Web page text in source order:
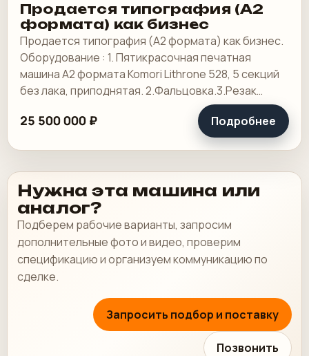
Продается типография (А2
формата) как бизнес
Продается типография (А2 формата) как бизнес.
Оборудование : 1. Пятикрасочная печатная
машина А2 формата Komori Lithrone 528, 5 секций
без лака, приподнятая. 2.Фальцовка.3.Резак
4.КБС, 5. Ламинотор, СТР. Погрузчик.
25 500 000 ₽ Подробнее
Нужна эта машина или
аналог?
Подберем рабочие варианты, запросим
дополнительные фото и видео, проверим
спецификацию и организуем коммуникацию по
сделке.
Запросить подбор и поставку
Позвонить